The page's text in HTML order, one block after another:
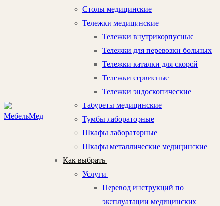
Столы медицинские
Тележки медицинские
Тележки внутрикорпусные
Тележки для перевозки больных
Тележки каталки для скорой
Тележки сервисные
Тележки эндоскопические
Табуреты медицинские
Тумбы лабораторные
Шкафы лабораторные
Шкафы металлические медицинские
Как выбрать
Услуги
Перевод инструкций по
эксплуатации медицинских